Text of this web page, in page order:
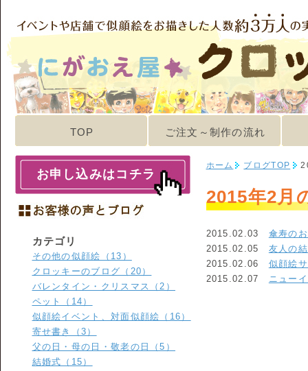
TOP ご注文～制作の流れ
ホーム ブログTOP
2015年2月
2015.02.03 傘寿の
2015.02.05 友人の
2015.02.06 似顔絵
2015.02.07 ニュー
お申し込みはコチラ
カテゴリ
その他の似顔絵（13）
クロッキーのブログ（20）
バレンタイン・クリスマス（2）
ペット（14）
似顔絵イベント、対面似顔絵（16）
寄せ書き（3）
父の日・母の日・敬老の日（5）
結婚式（15）